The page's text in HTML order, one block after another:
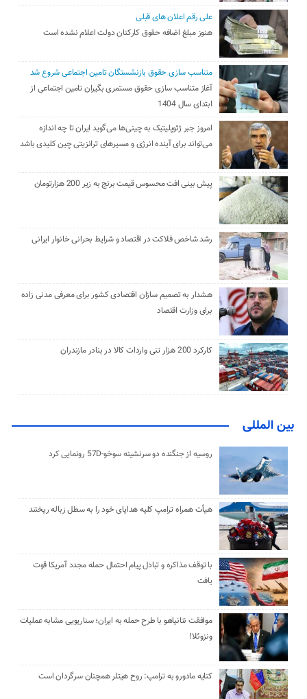
علی رقم اعلان های قبلی
هنوز مبلغ اضافه حقوق کارکنان دولت اعلام نشده است
متناسب سازی حقوق بازنشستگان تامین اجتماعی شروع شد
آغاز متناسب سازی حقوق مستمری بگیران تامین اجتماعی از
ابتدای سال 1404
امروز جبر ژئوپلیتیک به چینی‌ها می‌گوید ایران تا چه اندازه
می‌تواند برای آینده انرژی و مسیرهای ترانزیتی چین کلیدی باشد
پیش بینی افت محسوس قیمت برنج به زیر 200 هزارتومان
رشد شاخص فلاکت در اقتصاد و شرایط بحرانی خانوار ایرانی
هشدار به تصمیم سازان اقتصادی کشور برای معرفی مدنی زاده
برای وزارت اقتصاد
کارکرد 200 هزار تنی واردات کالا در بنادر مازندران
بین المللی
روسیه از جنگنده دو سرنشینه سوخو-57D رونمایی کرد
هیأت همراه ترامپ کلیه هدایای خود را به سطل زباله ریختند
با توقف مذاکره و تبادل پیام احتمال حمله مجدد آمریکا قوت
یافت
موافقت نتانیاهو با طرح حمله به ایران؛ سناریویی مشابه عملیات
ونزوئلا!
کنایه مادورو به ترامپ: روح هیتلر همچنان سرگردان است